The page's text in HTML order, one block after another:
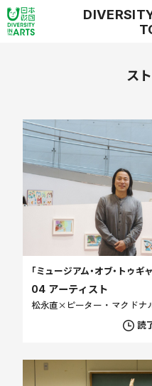
ス
04 アーティスト
松永直×ピーター・マクドナ
「ミュージアム・オブ・トゥギ
読